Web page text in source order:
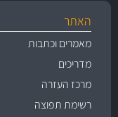
האתר
מאמרים וכתבות
מדריכים
מרכז העזרה
רשימת תפוצה